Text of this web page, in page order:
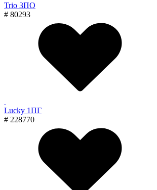
Trio 3ПО
# 80293
Lucky 1ПГ
# 228770